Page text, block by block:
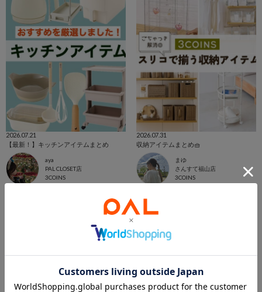
2026.07.21
【最新！】キッチンアイテムまとめ
aya
PAL CLOSET店
3COINS
2026.07.31
収納アイテムまとめ🧺
まゆ
さんすて福山店
3COINS